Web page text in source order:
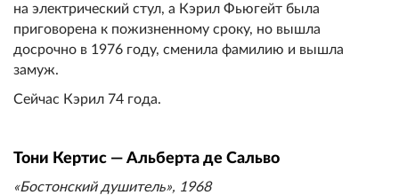
на электрический стул, а Кэрил Фьюгейт была
приговорена к пожизненному сроку, но вышла
досрочно в 1976 году, сменила фамилию и вышла
замуж.
Сейчас Кэрил 74 года.
Тони Кертис — Альберта де Сальво
«Бостонский душитель», 1968